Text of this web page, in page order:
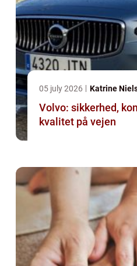
05 july 2026 Katrine
Volvo: sikkerhed,
kvalitet på vejen